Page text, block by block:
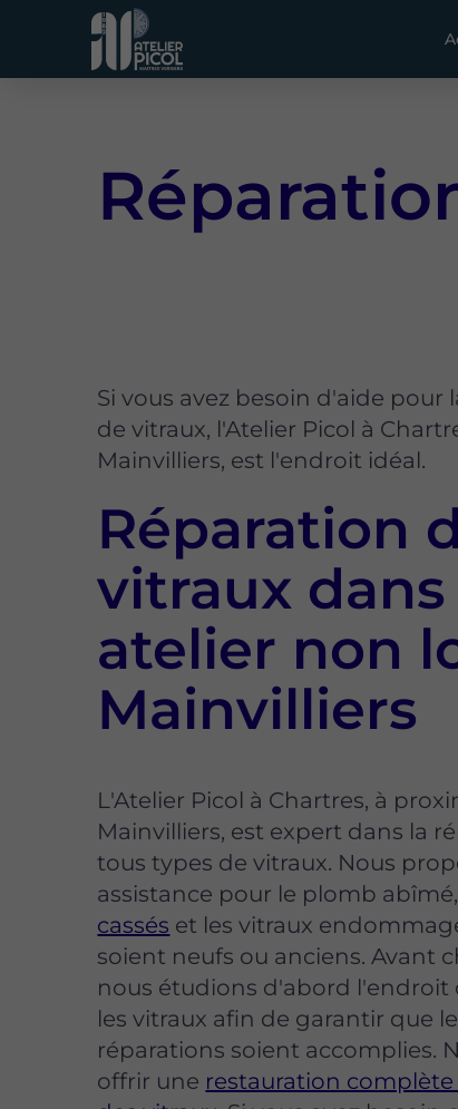
Si vous avez besoin d'aide pour
de vitraux, l'Atelier Picol à
Mainvilliers, est l'endroit idéal.
Réparation
vitraux dans
atelier non
Mainvilliers
L'Atelier Picol à Chartres, à
Mainvilliers, est expert dans la
tous types de vitraux. Nous
assistance pour le plomb
cassés et les vitraux
soient neufs ou anciens. Avant
nous étudions d'abord l'endroit
les vitraux afin de garantir que
réparations soient accomplies.
offrir une restauration